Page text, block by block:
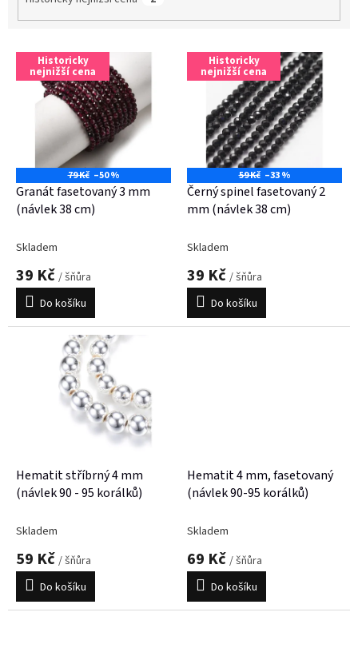
p
Historicky
nejnižší cena
79 Kč –50 %
Granát fasetovaný 3 mm
(návlek 38 cm)
Skladem
39 Kč / šňůra
Do košíku
Historicky
nejnižší cena
59 Kč –33 %
Černý spinel fasetovaný 2
mm (návlek 38 cm)
Skladem
39 Kč / šňůra
Do košíku
Hematit stříbrný 4 mm
(návlek 90 - 95 korálků)
Skladem
59 Kč / šňůra
Do košíku
Hematit 4 mm, fasetovaný
(návlek 90-95 korálků)
Skladem
69 Kč / šňůra
Do košíku